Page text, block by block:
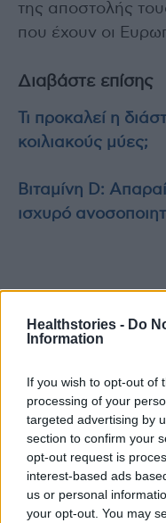
Healthstories - Do
Information
If you wish to opt-out of
processing of your
targeted advertising by
section to confirm your
opt-out request is
interest-based ads
us or personal
your opt-out. You may
της αποστολής
που έχουν οι
Διαβάστε επίσης
Τι προκαλεί η
κοιλιακούς μύες;
Βιταμίνη D:
ισχυρό